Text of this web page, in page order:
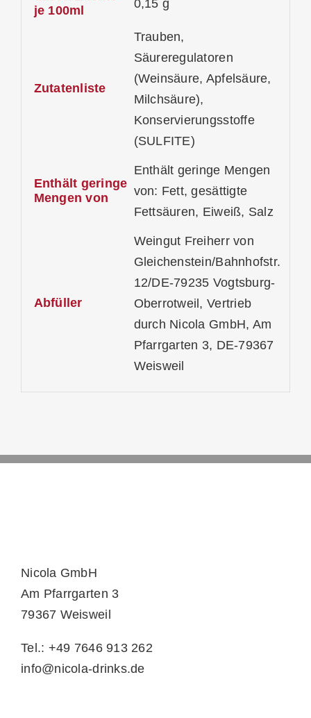
je 100ml
0,15 g
Zutatenliste
Trauben,
Säureregulatoren
(Weinsäure, Apfelsäure,
Milchsäure),
Konservierungsstoffe
(SULFITE)
Enthält geringe
Mengen von
Enthält geringe Mengen
von: Fett, gesättigte
Fettsäuren, Eiweiß, Salz
Abfüller
Weingut Freiherr von
Gleichenstein/Bahnhofstr.
12/DE-79235 Vogtsburg-
Oberrotweil, Vertrieb
durch Nicola GmbH, Am
Pfarrgarten 3, DE-79367
Weisweil
Nicola GmbH
Am Pfarrgarten 3
79367 Weisweil
Tel.: +49 7646 913 262
info@nicola-drinks.de